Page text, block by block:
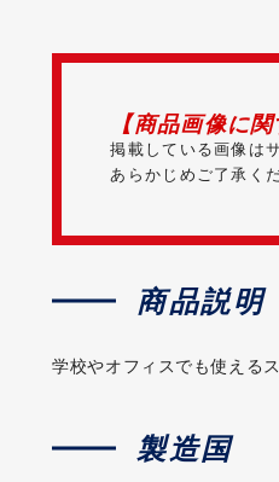
【商品画像に
掲載している画像は
あらかじめご了承く
商品説明
学校やオフィスでも使える
製造国